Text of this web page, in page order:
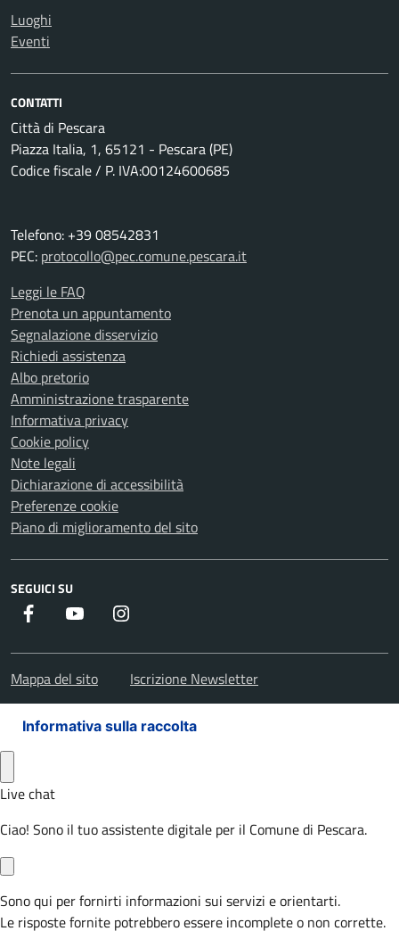
Luoghi
Eventi
CONTATTI
Città di Pescara
Piazza Italia, 1, 65121 - Pescara (PE)
Codice fiscale / P. IVA:00124600685
Telefono: +39 08542831
PEC: protocollo@pec.comune.pescara.it
Leggi le FAQ
Prenota un appuntamento
Segnalazione disservizio
Richiedi assistenza
Albo pretorio
Amministrazione trasparente
Informativa privacy
Cookie policy
Note legali
Dichiarazione di accessibilità
Preferenze cookie
Piano di miglioramento del sito
SEGUICI SU
Facebook Youtube
Mappa del sito Iscrizione Newsletter
Informativa sulla raccolta